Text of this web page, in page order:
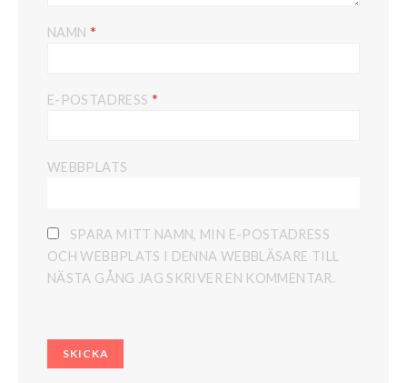
NAMN *
E-POSTADRESS *
WEBBPLATS
SPARA MITT NAMN, MIN E-POSTADRESS
OCH WEBBPLATS I DENNA WEBBLÄSARE TILL
NÄSTA GÅNG JAG SKRIVER EN KOMMENTAR.